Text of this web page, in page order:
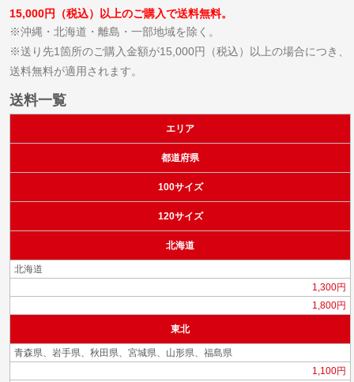
15,000円（税込）以上のご購入で送料無料。
※沖縄・北海道・離島・一部地域を除く。
※送り先1箇所のご購入金額が15,000円（税込）以上の場合につき、
送料無料が適用されます。
送料一覧
エリア
都道府県
100サイズ
120サイズ
北海道
北海道
1,300円
1,800円
東北
青森県、岩手県、秋田県、宮城県、山形県、福島県
1,100円